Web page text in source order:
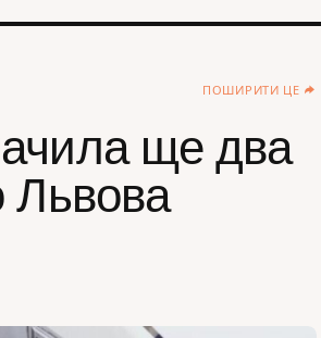
ПОШИРИТИ ЦЕ
ще два
Львова